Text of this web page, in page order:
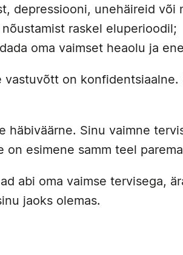
depressiooni, unehäireid või
raskel eluperioodil;
oma vaimset heaolu ja
vastuvõtt on
häbiväärne. Sinu vaimne
on esimene samm teel
abi oma vaimse tervisega,
jaoks olemas.